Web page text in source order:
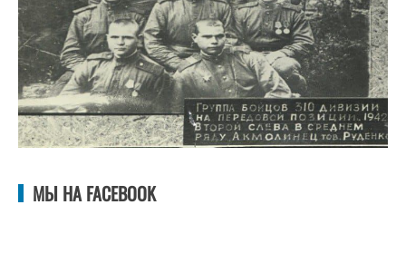
МЫ НА FACEBOOK